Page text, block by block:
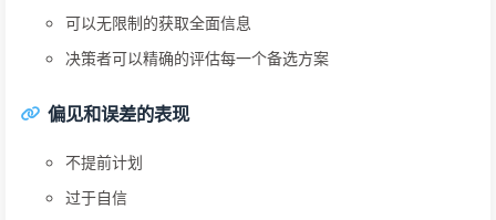
可以无限制的获取全面信息
决策者可以精确的评估每一个备选方案
偏见和误差的表现
不提前计划
过于自信